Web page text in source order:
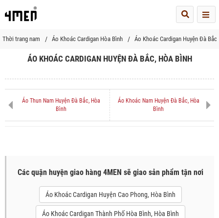
Thời trang nam Áo Khoác Cardigan Hòa Bình Áo Khoác Cardigan Huyện Đà Bắc
ÁO KHOÁC CARDIGAN HUYỆN ĐÀ BẮC, HÒA BÌNH
Áo Thun Nam Huyện Đà Bắc, Hòa
Bình
Áo Khoác Nam Huyện Đà Bắc, Hòa
Bình
Các quận huyện giao hàng 4MEN sẽ giao sản phẩm tận nơi
Áo Khoác Cardigan Huyện Cao Phong, Hòa Bình
Áo Khoác Cardigan Thành Phố Hòa Bình, Hòa Bình